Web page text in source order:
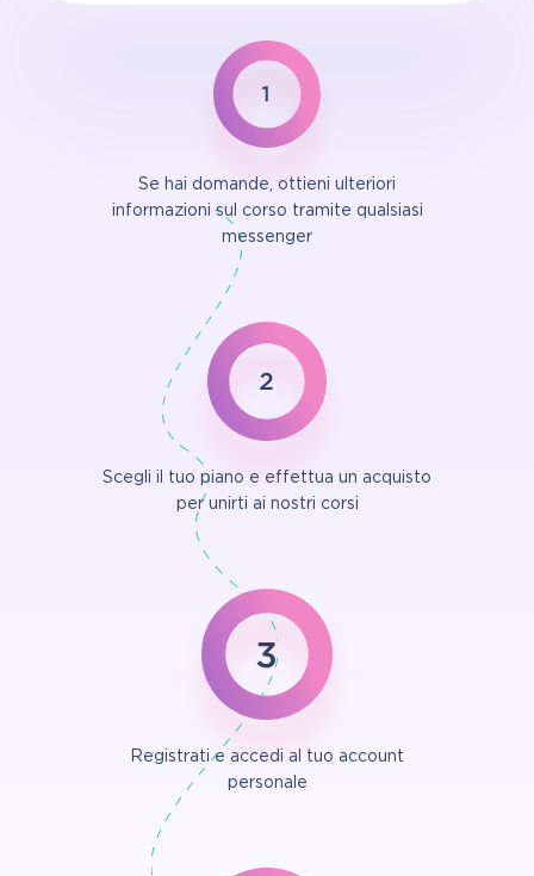
Se hai domande, ottieni ulteriori
informazioni sul corso tramite qualsiasi
messenger
Scegli il tuo piano e effettua un acquisto
per unirti ai nostri corsi
Registrati e accedi al tuo account
personale